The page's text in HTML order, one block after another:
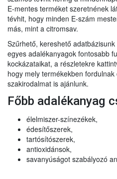
E-mentes terméket szeretnének
tévhit, hogy minden E-szám
más, mint a citromsav.
Szűrhető, kereshető
egyes adalékanyagok fontosabb
kockázataikat, a részletekre
hogy mely termékekben
szakirodalmat is ajánlunk.
Főbb adalékanyag
élelmiszer-színezékek,
édesítőszerek,
tartósítószerek,
antioxidánsok,
savanyúságot szabályozó